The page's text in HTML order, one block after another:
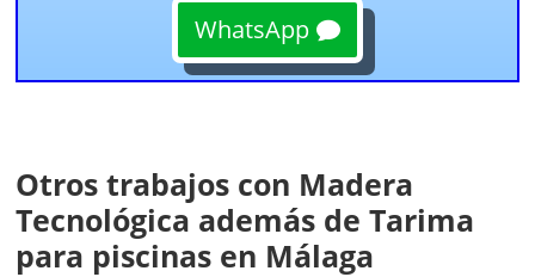
WhatsApp
Otros trabajos con Madera
Tecnológica además de Tarima
para piscinas en Málaga